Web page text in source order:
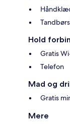
Hold
Gratis
Telefon
Mad og
Gratis
Mere